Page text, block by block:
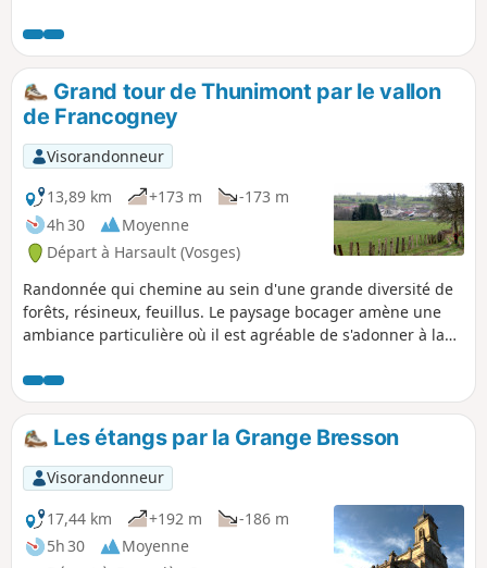
Grand tour de Thunimont par le vallon
de Francogney
Visorandonneur
13,89 km
+173 m
-173 m
4h 30
Moyenne
Départ à Harsault (Vosges)
Randonnée qui chemine au sein d'une grande diversité de
forêts, résineux, feuillus. Le paysage bocager amène une
ambiance particulière où il est agréable de s'adonner à la
Les étangs par la Grange Bresson
Visorandonneur
17,44 km
+192 m
-186 m
5h 30
Moyenne